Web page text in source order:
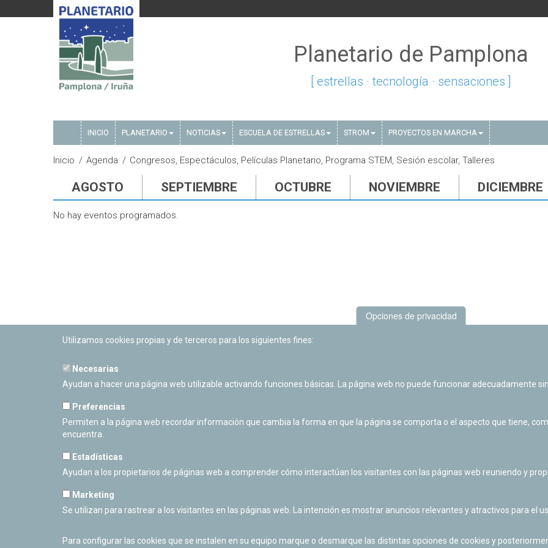
Planetario de Pamplona
[ estrellas · tecnología · sensaciones ]
INICIO PLANETARIO NOTICIAS ESCUELA DE ESTRELLAS STROM PROYECTOS EN MARCHA
Inicio Agenda Congresos, Espectáculos, Películas Planetario, Programa STEM, Sesión escolar, Talleres
AGOSTO SEPTIEMBRE OCTUBRE NOVIEMBRE DICIEMBRE
No hay eventos programados.
PLANETARIO DE PAMPLONA
Calle Sancho RamÃ­rez, s/n
Cerrado Temporalmente
Opciones de privacidad
Utilizamos cookies propias y de terceros para los siguientes fines:
Necesarias
Ayudan a hacer una página web utilizable activando funciones básicas. La página web no puede funcionar adecuadamente
Preferencias
Permiten a la página web recordar información que cambia la forma en que la página se comporta o el aspecto que tiene,
encuentra.
Estadísticas
Ayudan a los propietarios de páginas web a comprender cómo interactúan los visitantes con las páginas web reuniendo y
Marketing
Se utilizan para rastrear a los visitantes en las páginas web. La intención es mostrar anuncios relevantes y atractivos para el
Para configurar las cookies que se instalen en su equipo marque o desmarque las distintas opciones de cookies y